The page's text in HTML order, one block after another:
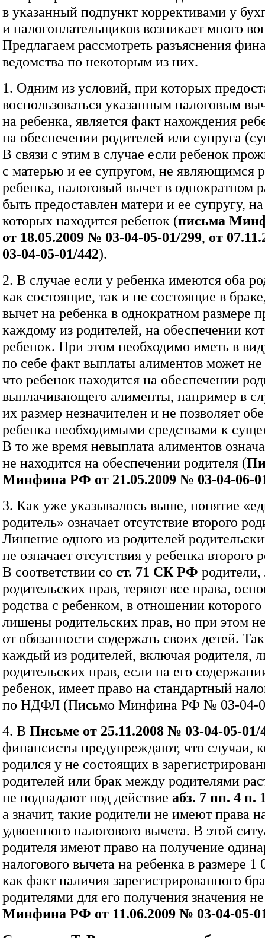
в указанный подпункт коррективами у
и налогоплательщиков возникает много
Предлагаем рассмотреть разъяснения
ведомства по некоторым из них.
1. Одним из условий, при которых
воспользоваться указанным налоговым
на ребенка, является факт нахождения
на обеспечении родителей или супруга
В связи с этим в случае если ребенок
с матерью и ее супругом, не являющимся
ребенка, налоговый вычет в однократном
быть предоставлен матери и ее супругу,
которых находится ребенок (письма
от 18.05.2009 № 03‑04‑05‑01/299, от
03‑04‑05‑01/442).
2. В случае если у ребенка имеются оба
как состоящие, так и не состоящие в
вычет на ребенка в однократном размере
каждому из родителей, на обеспечении
ребенок. При этом необходимо иметь в
по себе факт выплаты алиментов может не
что ребенок находится на обеспечении
выплачивающего алименты, например в
их размер незначителен и не позволяет
ребенка необходимыми средствами к
В то же время невыплата алиментов
не находится на обеспечении родителя (
Минфина РФ от 21.05.2009 №
3. Как уже указывалось выше, понятие
родитель» означает отсутствие второго
Лишение одного из родителей
не означает отсутствия у ребенка второго
В соответствии со ст. 71 СК РФ
родительских прав, теряют все права,
родства с ребенком, в отношении
лишены родительских прав, но при этом
от обязанности содержать своих детей.
каждый из родителей, включая родителя,
родительских прав, если на его
ребенок, имеет право на стандартный
по НДФЛ (Письмо Минфина РФ №
4. В Письме от 25.11.2008 № 03‑04‑05‑01/
финансисты предупреждают, что случаи,
родился у не состоящих в
родителей или брак между родителями
не подпадают под действие абз. 7 пп. 4
а значит, такие родители не имеют права
удвоенного налогового вычета. В этой
родителя имеют право на получение
налогового вычета на ребенка в размере 1
как факт наличия зарегистрированного
родителями для его получения значения
Минфина РФ от 11.06.2009 №